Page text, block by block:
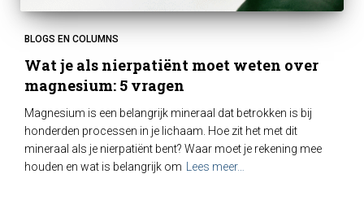
BLOGS EN COLUMNS
Wat je als nierpatiënt moet weten over
magnesium: 5 vragen
Magnesium is een belangrijk mineraal dat betrokken is bij
honderden processen in je lichaam. Hoe zit het met dit
mineraal als je nierpatiënt bent? Waar moet je rekening mee
houden en wat is belangrijk om
Lees meer…